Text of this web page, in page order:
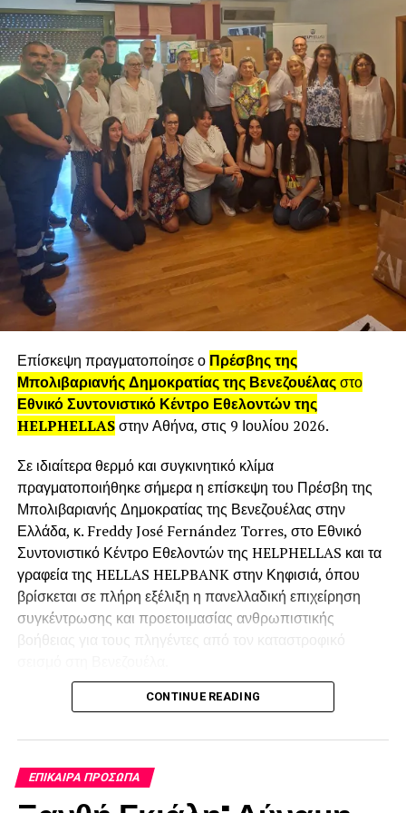
Τι θεωρείτε σημαντικότερο για την επιτυχία;
Τις συνειδητές επιλογές, το πάθος, το
networking, τις σπουδές ή κάτι άλλο;
Όλα τα παραπάνω είναι σημαντικά για την επιτυχία μιας
επιχείρησης, γιατί το ένα συμπληρώνει το άλλο. Αυτό που
θα μπορούσα να προσθέσω είναι το ανθρώπινο
δυναμικό, η διαφοροποίηση και η καινοτομία, όπως και η
διαρκής εξέλιξη και η προσαρμοστικότητα στις απαιτήσεις
του καταναλωτικού κοινού και της εποχής.
Ποια είναι τα σχέδια σας για το μέλλον;
Προς το παρόν η δραστηριότητά μας επικεντρώνεται στην
Ελλάδα και την Κύπρο, οπότε σίγουρα η ανάπτυξη της
εξαγωγικής μας δραστηριότητας είναι μέρος των
μελλοντικών μας σχεδίων. Επίσης, θέλουμε συνέχεια να
εξελισσόμαστε και να προσφέρουμε νέα προϊόντα, πάντα
στη φιλοσοφία του φυσικού και «σπιτικού».
UP NEXT
Μπαζιωτάκη
DON'T MISS
Επίσκεψη πραγματοποίησε ο Πρέσβης της
Μπολιβαριανής Δημοκρατίας της Βενεζουέλαςστο
Εθνικό Συντονιστικό Κέντρο Εθελοντών της
HELPHELLASστην Αθήνα, στις 9 Ιουλίου 2026.
Σε ιδιαίτερα θερμό και συγκινητικό κλίμα
πραγματοποιήθηκε σήμερα η επίσκεψη του Πρέσβη της
Μπολιβαριανής Δημοκρατίας της Βενεζουέλας στην
Ελλάδα, κ. Freddy José Fernández Torres, στο Εθνικό
Συντονιστικό Κέντρο Εθελοντών της HELPHELLAS και τα
γραφεία της HELLAS HELPBANK στην Κηφισιά, όπου
βρίσκεται σε πλήρη εξέλιξη η πανελλαδική επιχείρηση
συγκέντρωσης και προετοιμασίας ανθρωπιστικής
βοήθειας για τους πληγέντες από τον καταστροφικό
Τον Πρέσβη υποδέχθηκε ο Πρόεδρος της
Γαμπιεράκης μαζί με την Αντιπρόεδρο Αντιγόνη
Ωραιοπούλου, μαζί με εθελοντές, συνεργάτες,
εκπροσώπους φορέων και μέλη της οργανωτικής
CONTINUE READING
ΕΠΊΚΑΙΡΑ ΠΡΌΣΩΠΑ